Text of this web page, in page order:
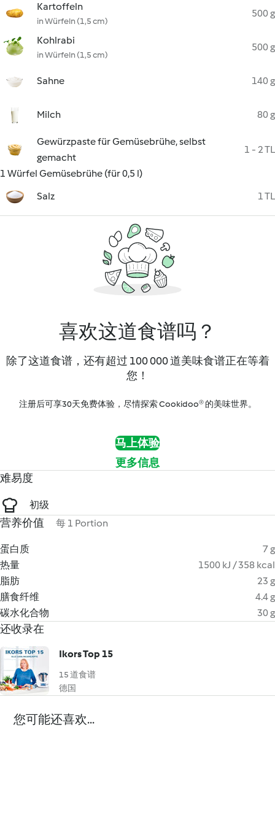
Kartoffeln
in Würfeln (1,5 cm)
500 g
Kohlrabi
in Würfeln (1,5 cm)
500 g
Sahne 140 g
Milch 80 g
Gewürzpaste für Gemüsebrühe, selbst
gemacht
1 - 2 TL
1 Würfel Gemüsebrühe (für 0,5 l)
Salz
1 TL
喜欢这道食谱吗？
除了这道食谱，还有超过 100 000 道美味食谱正在等着
您！
注册后可享30天免费体验，尽情探索 Cookidoo® 的美味世界。
马上体验
更多信息
难易度
初级
营养价值 每 1 Portion
蛋白质
7 g
热量
1500 kJ / 358 kcal
脂肪
23 g
膳食纤维
4.4 g
碳水化合物
30 g
还收录在
Ikors Top 15
15 道食谱
德国
您可能还喜欢...